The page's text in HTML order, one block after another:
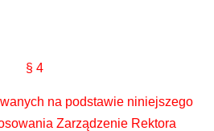
§ 4
na podstawie niniejszego
Zarządzenie Rektora